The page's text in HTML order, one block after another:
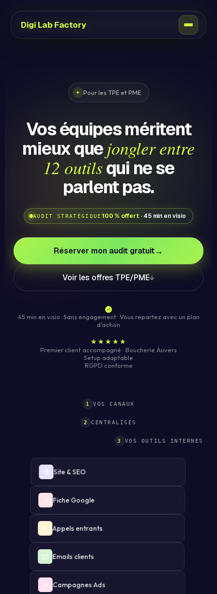
Digi Lab Factory
✦ Pour les TPE et PME
Vos équipes méritent
mieux quejongler entre
12 outilsqui ne se
parlent pas.
AUDIT STRATÉGIQUE 100 % offert· 45 min en visio
Réserver mon audit gratuit→
Voir les offres TPE/PME↓
45 min en visio · Sans engagement · Vous repartez avec un plan
d'action
★★★★★
Premier client accompagné : Boucherie Auvers
Setup adaptable
RGPD conforme
1 VOS CANAUX
2 CENTRALISÉS
3 VOS OUTILS INTERNES
🌐 Site & SEO
Fiche Google
📞 Appels entrants
📧 Emails clients
🎯 Campagnes Ads